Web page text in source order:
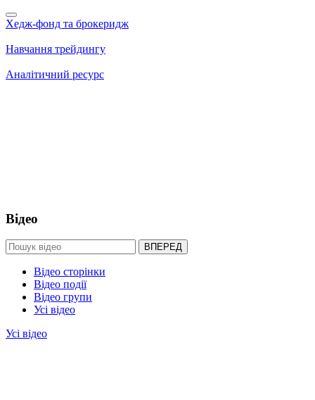
Хедж-фонд та брокеридж
Навчання трейдингу
Аналітичний ресурс
Відео
ВПЕРЕД
Відео сторінки
Відео події
Відео групи
Усі відео
Усі відео